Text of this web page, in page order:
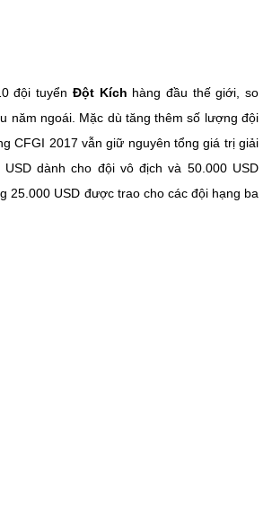
đội tuyển Đột Kích hàng đầu thế giới, so
năm ngoái. Mặc dù tăng thêm số lượng đội
CFGI 2017 vẫn giữ nguyên tổng giá trị giải
dành cho đội vô địch và 50.000 USD
25.000 USD được trao cho các đội hạng ba